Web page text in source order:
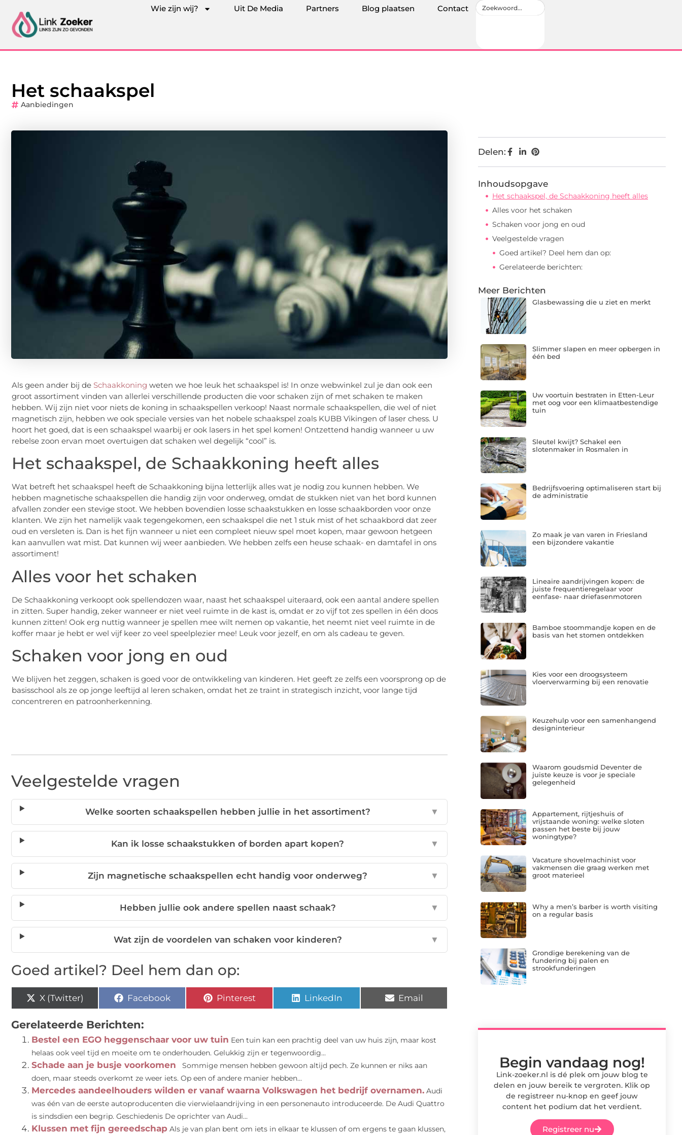
Wie zijn wij? Uit De Media Partners Blog plaatsen Contact
Het schaakspel
Aanbiedingen
Als geen ander bij de Schaakkoning weten we hoe leuk het schaakspel is! In onze webwinkel zul je dan ook een
groot assortiment vinden van allerlei verschillende producten die voor schaken zijn of met schaken te maken
hebben. Wij zijn niet voor niets de koning in schaakspellen verkoop! Naast normale schaakspellen, die wel of niet
magnetisch zijn, hebben we ook speciale versies van het nobele schaakspel zoals KUBB Vikingen of laser chess. U
hoort het goed, dat is een schaakspel waarbij er ook lasers in het spel komen! Ontzettend handig wanneer u uw
rebelse zoon ervan moet overtuigen dat schaken wel degelijk “cool” is.
Het schaakspel, de Schaakkoning heeft alles
Wat betreft het schaakspel heeft de Schaakkoning bijna letterlijk alles wat je nodig zou kunnen hebben. We
hebben magnetische schaakspellen die handig zijn voor onderweg, omdat de stukken niet van het bord kunnen
afvallen zonder een stevige stoot. We hebben bovendien losse schaakstukken en losse schaakborden voor onze
klanten. We zijn het namelijk vaak tegengekomen, een schaakspel die net 1 stuk mist of het schaakbord dat zeer
oud en versleten is. Dan is het fijn wanneer u niet een compleet nieuw spel moet kopen, maar gewoon hetgeen
kan aanvullen wat mist. Dat kunnen wij weer aanbieden. We hebben zelfs een heuse schaak- en damtafel in ons
assortiment!
Alles voor het schaken
De Schaakkoning verkoopt ook spellendozen waar, naast het schaakspel uiteraard, ook een aantal andere spellen
in zitten. Super handig, zeker wanneer er niet veel ruimte in de kast is, omdat er zo vijf tot zes spellen in één doos
kunnen zitten! Ook erg nuttig wanneer je spellen mee wilt nemen op vakantie, het neemt niet veel ruimte in de
koffer maar je hebt er wel vijf keer zo veel speelplezier mee! Leuk voor jezelf, en om als cadeau te geven.
Schaken voor jong en oud
We blijven het zeggen, schaken is goed voor de ontwikkeling van kinderen. Het geeft ze zelfs een voorsprong op de
basisschool als ze op jonge leeftijd al leren schaken, omdat het ze traint in strategisch inzicht, voor lange tijd
concentreren en patroonherkenning.
Veelgestelde vragen
Welke soorten schaakspellen hebben jullie in het assortiment? ▼
Kan ik losse schaakstukken of borden apart kopen? ▼
Zijn magnetische schaakspellen echt handig voor onderweg? ▼
Hebben jullie ook andere spellen naast schaak? ▼
Wat zijn de voordelen van schaken voor kinderen? ▼
Goed artikel? Deel hem dan op:
X (Twitter) Facebook Pinterest LinkedIn Email
Gerelateerde Berichten:
Bestel een EGO heggenschaar voor uw tuin Een tuin kan een prachtig deel van uw huis zijn, maar kost
helaas ook veel tijd en moeite om te onderhouden. Gelukkig zijn er tegenwoordig...
Schade aan je busje voorkomen
Sommige mensen hebben gewoon altijd pech. Ze kunnen er niks aan
doen, maar steeds overkomt ze weer iets. Op een of andere manier hebben...
Mercedes aandeelhouders wilden er vanaf waarna Volkswagen het bedrijf overnamen. Audi
was één van de eerste autoproducenten die vierwielaandrijving in een personenauto introduceerde. De Audi Quattro
is sindsdien een begrip. Geschiedenis De oprichter van Audi...
Klussen met fijn gereedschap Als je van plan bent om iets in elkaar te klussen of om ergens te gaan klussen,
Delen:
Inhoudsopgave
Het schaakspel, de Schaakkoning heeft alles
Alles voor het schaken
Schaken voor jong en oud
Veelgestelde vragen
Goed artikel? Deel hem dan op:
Gerelateerde berichten:
Meer Berichten
Glasbewassing die u ziet en merkt
Slimmer slapen en meer opbergen in
één bed
Uw voortuin bestraten in Etten-Leur
met oog voor een klimaatbestendige
tuin
Sleutel kwijt? Schakel een
slotenmaker in Rosmalen in
Bedrijfsvoering optimaliseren start bij
de administratie
Zo maak je van varen in Friesland
een bijzondere vakantie
Lineaire aandrijvingen kopen: de
juiste frequentieregelaar voor
eenfase- naar driefasenmotoren
Bamboe stoommandje kopen en de
basis van het stomen ontdekken
Kies voor een droogsysteem
vloerverwarming bij een renovatie
Keuzehulp voor een samenhangend
designinterieur
Waarom goudsmid Deventer de
juiste keuze is voor je speciale
gelegenheid
Appartement, rijtjeshuis of
vrijstaande woning: welke sloten
passen het beste bij jouw
woningtype?
Vacature shovelmachinist voor
vakmensen die graag werken met
groot materieel
Why a men’s barber is worth visiting
on a regular basis
Grondige berekening van de
fundering bij palen en
strookfunderingen
Begin vandaag nog!
Link-zoeker.nl is dé plek om jouw blog te
delen en jouw bereik te vergroten. Klik op
de registreer nu-knop en geef jouw
content het podium dat het verdient.
Registreer nu